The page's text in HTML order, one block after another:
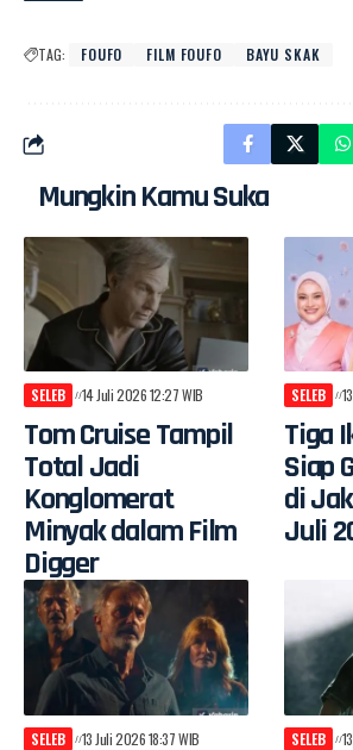
TAG: FOUFO FILM FOUFO BAYU SKAK
Mungkin Kamu Suka
SELEB 14 Juli 2026 12:27 WIB
Tom Cruise Tampil
Total Jadi
Konglomerat
Minyak dalam Film
Digger
SELEB
Tiga
Siap
di
Juli
SELEB 13 Juli 2026 18:37 WIB SELEB